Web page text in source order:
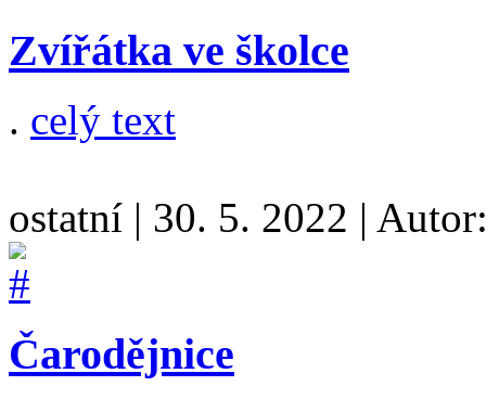
Zvířátka ve školce
. celý text
ostatní | 30. 5. 2022 |
Čarodějnice